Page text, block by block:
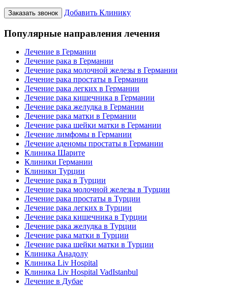
Заказать звонок Добавить Клинику
Популярные направления лечения
Лечение в Германии
Лечение рака в Германии
Лечение рака молочной железы в Германии
Лечение рака простаты в Германии
Лечение рака легких в Германии
Лечение рака кишечника в Германии
Лечение рака желудка в Германии
Лечение рака матки в Германии
Лечение рака шейки матки в Германии
Лечение лимфомы в Германии
Лечение аденомы простаты в Германии
Клиника Шарите
Клиники Германии
Клиники Турции
Лечение рака в Турции
Лечение рака молочной железы в Турции
Лечение рака простаты в Турции
Лечение рака легких в Турции
Лечение рака кишечника в Турции
Лечение рака желудка в Турции
Лечение рака матки в Турции
Лечение рака шейки матки в Турции
Клиника Анадолу
Клиника Liv Hospital
Клиника Liv Hospital VadIstanbul
Лечение в Дубае